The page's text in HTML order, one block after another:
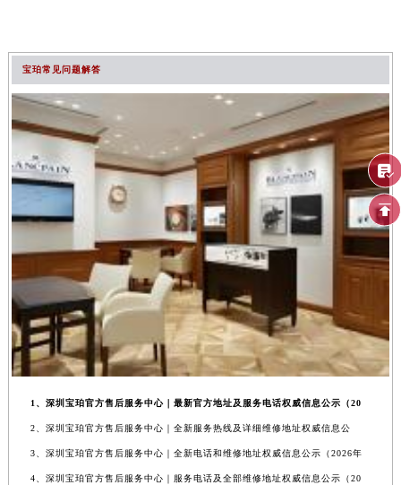
宝珀常见问题解答
1、深圳宝珀官方售后服务中心｜最新官方地址及服务电话权威信息公示（20
2、深圳宝珀官方售后服务中心｜全新服务热线及详细维修地址权威信息公
3、深圳宝珀官方售后服务中心｜全新电话和维修地址权威信息公示（2026年
4、深圳宝珀官方售后服务中心｜服务电话及全部维修地址权威信息公示（20